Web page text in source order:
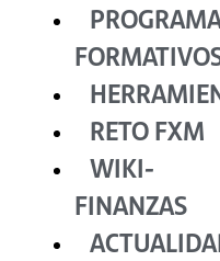
RETO FXM
WIKI-
FINANZAS